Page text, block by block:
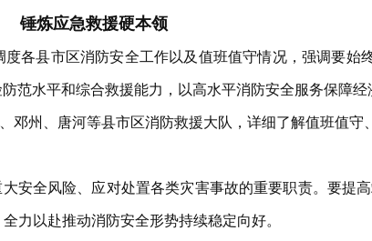
锤炼应急救援硬本领
各县市区消防安全工作以及值班值守情况，强调要始
范水平和综合救援能力，以高水平消防安全服务保障经
州、唐河等县市区消防救援大队，详细了解值班值守
安全风险、应对处置各类灾害事故的重要职责。要提
力以赴推动消防安全形势持续稳定向好。